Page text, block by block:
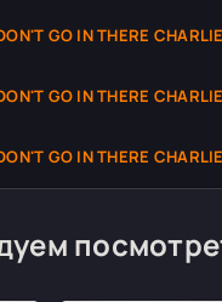
GO IN THERE CHARLIE
GO IN THERE CHARLIE
GO IN THERE CHARLIE